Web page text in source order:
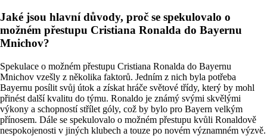
Jaké jsou hlavní důvody, proč se spekulovalo o
možném přestupu Cristiana Ronalda do Bayernu
Mnichov?
Spekulace o možném přestupu Cristiana Ronalda do Bayernu
Mnichov vzešly z několika faktorů. Jedním z nich byla potřeba
Bayernu posílit svůj útok a získat hráče světové třídy, který by mohl
přinést další kvalitu do týmu. Ronaldo je známý svými skvělými
výkony a schopností střílet góly, což by bylo pro Bayern velkým
přínosem. Dále se spekulovalo o možném přestupu kvůli Ronaldově
nespokojenosti v jiných klubech a touze po novém významném výzvě.